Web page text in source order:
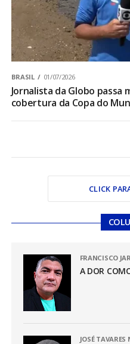
BRASIL 01/07/2026
Jornalista da Globo passa
cobertura da Copa do
CLICK
FRANCISCO
A DOR
JOSÉ TAVARES